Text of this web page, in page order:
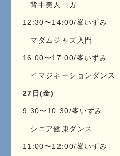
背中美人ヨガ
12:30〜14:00/峯いずみ
マダムジャズ入門
16:00〜17:00/峯いずみ
イマジネーションダンス
27日(金)
9:30〜10:30/峯いずみ
シニア健康ダンス
11:00〜12:00/峯いずみ